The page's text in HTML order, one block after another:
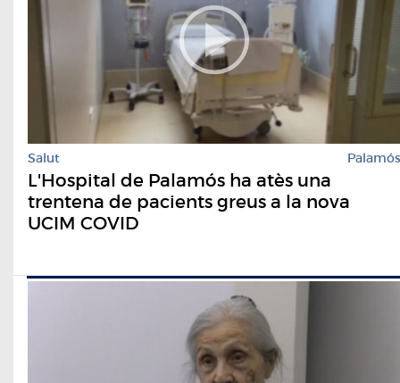
Salut Palamós
L'Hospital de Palamós ha atès una
trentena de pacients greus a la nova
UCIM COVID